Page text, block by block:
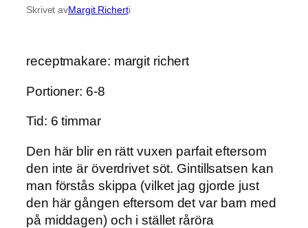
Skrivet avMargit Richerti
receptmakare: margit richert
Portioner: 6-8
Tid: 6 timmar
Den här blir en rätt vuxen parfait eftersom
den inte är överdrivet söt. Gintillsatsen kan
man förstås skippa (vilket jag gjorde just
den här gången eftersom det var barn med
på middagen) och i stället råröra